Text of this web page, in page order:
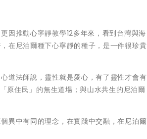
因推動心寧靜教學12多年來，看到台灣與海
在尼泊爾種下心寧靜的種子，是一件很珍貴
道法師說，靈性就是愛心，有了靈性才會有
原住民」的無生道場；與山水共生的尼泊爾
異中有同的理念，在實踐中交融，在尼泊爾